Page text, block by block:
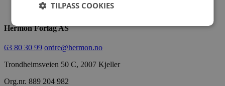
alternativ
Hermon Forlag AS
63 80 30 99 ordre@hermon.no
Trondheimsveien 50 C, 2007 Kjeller
Org.nr. 889 204 982
TILPASS COOKIES